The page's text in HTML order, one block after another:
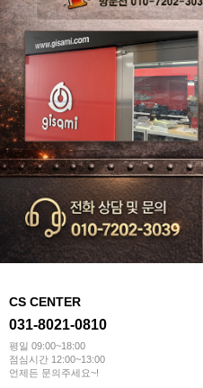
CS CENTER
031-8021-0810
평일 09:00~18:00
점심시간 12:00~13:00
언제든 문의주세요~!